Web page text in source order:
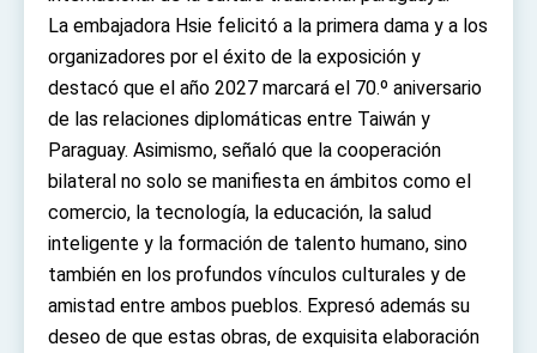
La embajadora Hsie felicitó a la primera dama y a los
organizadores por el éxito de la exposición y
destacó que el año 2027 marcará el 70.º aniversario
de las relaciones diplomáticas entre Taiwán y
Paraguay. Asimismo, señaló que la cooperación
bilateral no solo se manifiesta en ámbitos como el
comercio, la tecnología, la educación, la salud
inteligente y la formación de talento humano, sino
también en los profundos vínculos culturales y de
amistad entre ambos pueblos. Expresó además su
deseo de que estas obras, de exquisita elaboración